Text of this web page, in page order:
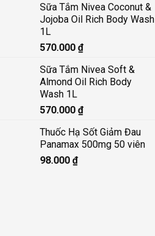
Sữa Tắm Nivea Coconut &
Jojoba Oil Rich Body Wash
1L
570.000 ₫
Sữa Tắm Nivea Soft &
Almond Oil Rich Body
Wash 1L
570.000 ₫
Thuốc Hạ Sốt Giảm Đau
Panamax 500mg 50 viên
98.000 ₫